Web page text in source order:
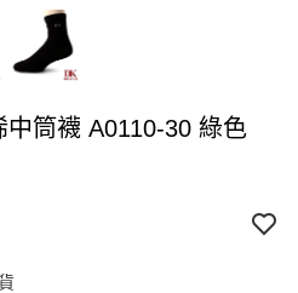
中筒襪 A0110-30 綠色